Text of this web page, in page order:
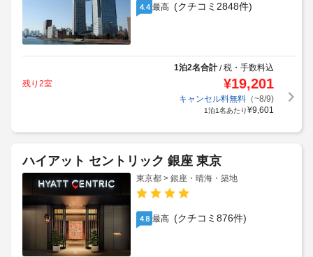
4.4 最高 (クチコミ2848件)
1泊2名合計/税・手数料込
残り2室
¥19,201
キャンセル料無料（~8/9)
1泊1名あたり¥9,601
ハイアット セントリック 銀座 東京
東京都 > 銀座・晴海・築地
4.8 最高 (クチコミ876件)